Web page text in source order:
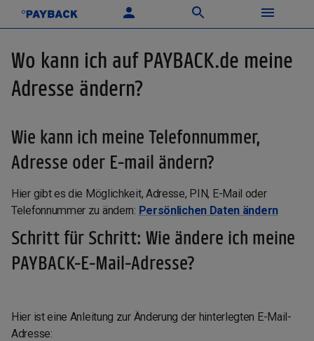
Wo kann ich auf PAYBACK.de meine
Adresse ändern?
Wie kann ich meine Telefonnummer,
Adresse oder E-mail ändern?
Hier gibt es die Möglichkeit, Adresse, PIN, E-Mail oder
Telefonnummer zu ändern: Persönlichen Daten ändern
Schritt für Schritt: Wie ändere ich meine
PAYBACK-E-Mail-Adresse?
Hier ist eine Anleitung zur Änderung der hinterlegten E-Mail-
Adresse: